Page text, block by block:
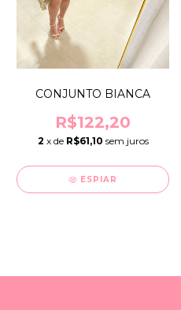
CONJUNTO BIANCA
R$122,20
2 x de R$61,10 sem juros
ESPIAR